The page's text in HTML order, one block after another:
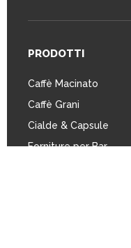
PRODOTTI
Caffè Macinato
Caffè Grani
Cialde & Capsule
Forniture per Bar